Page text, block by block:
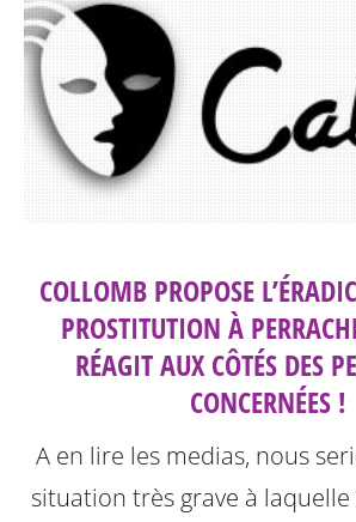
COLLOMB PROPOSE
PROSTITUTION À
RÉAGIT AUX CÔTÉS DES
CONCERNÉES !
A en lire les medias, nous
situation très grave à